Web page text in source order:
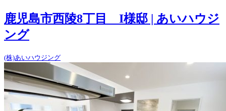
鹿児島市西陵8丁目 I様邸 | あいハウジ
ング
(株)あいハウジング